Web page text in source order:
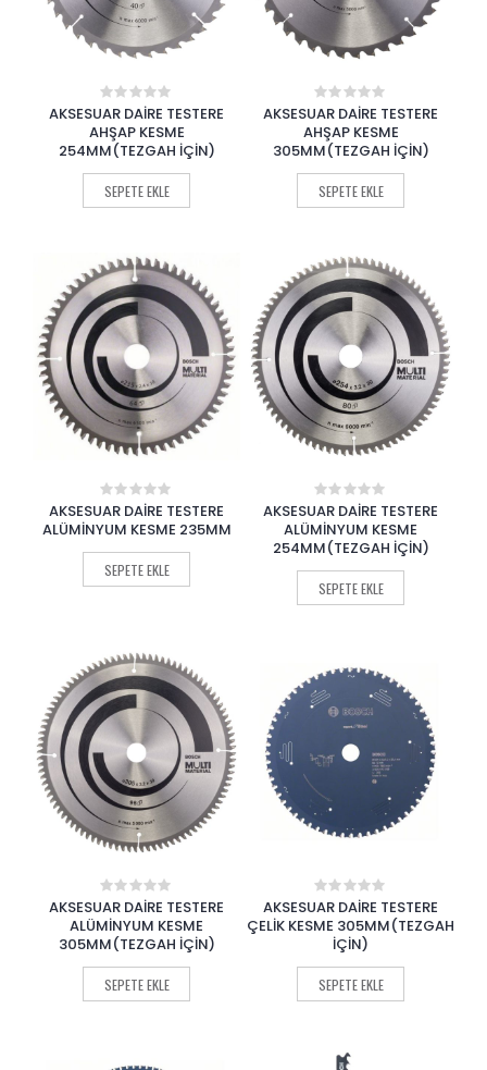
0
out
of
5
AKSESUAR DAİRE TESTERE
AHŞAP KESME
254MM(TEZGAH İÇİN)
SEPETE EKLE
0
out
of
5
AKSESUAR DAİRE TESTERE
AHŞAP KESME
305MM(TEZGAH İÇİN)
SEPETE EKLE
0
out
of
5
AKSESUAR DAİRE TESTERE
ALÜMİNYUM KESME 235MM
SEPETE EKLE
0
out
of
5
AKSESUAR DAİRE TESTERE
ALÜMİNYUM KESME
254MM(TEZGAH İÇİN)
SEPETE EKLE
0
out
of
5
AKSESUAR DAİRE TESTERE
ALÜMİNYUM KESME
305MM(TEZGAH İÇİN)
SEPETE EKLE
0
out
of
AKSESUAR DAİRE TESTERE
ÇELİK KESME 305MM(TEZGAH
İÇİN)
SEPETE EKLE